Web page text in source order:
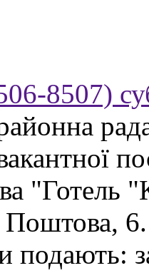
8507)
"Готель
6.
подають: